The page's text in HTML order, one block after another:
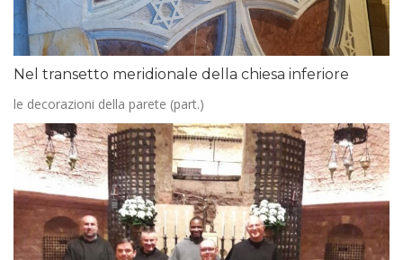
Nel transetto meridionale della chiesa inferiore
le decorazioni della parete (part.)